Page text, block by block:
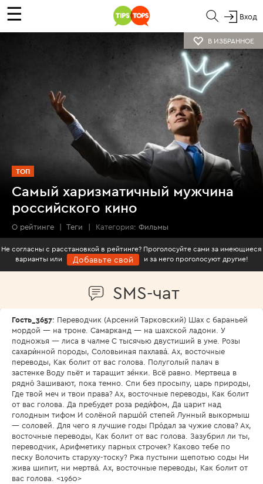
☰ Вход
В ИЗБРАННОЕ
ТОП
Самый харизматичный мужчина
российского кино
О рейтинге | Теги | Категория: Фильмы
Не согласны с расстановкой в рейтинге? Проголосуйте сами за имеющиеся
варианты или
Добавьте свой и за него проголосуют другие!
SMS-чат
Гость_3657: Переводчик (Арсений Тарковский) Шах с бараньей
мордой — на троне. Самарканд — на шахской ладони. У
подножья — лиса в чалме С тысячью двустиший в уме. Розы
сахари́нной породы, Соловьиная пахлава́. Ах, восточные
переводы, Как болит от вас голова. Полуголый палач в
застенке Воду пьёт и таращит зе́нки. Всё равно. Мертвеца в
рядно́ Зашивают, пока темно. Спи без просыпу, царь природы,
Где твой меч и твои права? Ах, восточные переводы, Как болит
от вас голова. Да пребудет роза реди́фом, Да царит над
голодным тифом И солёной паршо́й степей Лунный выкормыш
— соловей. Для чего я лучшие годы Про́дал за чужие слова? Ах,
восточные переводы, Как болит от вас голова. Зазубрил ли ты,
переводчик, Арифметику парных строчек? Каково тебе по
песку Волочить старуху-тоску? Ржа пустыни щепотью соды Ни
жива шипит, ни мертва́. Ах, восточные переводы, Как болит от
вас голова. <1960>